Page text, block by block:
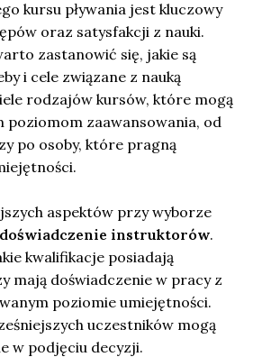
kursu pływania jest kluczowy
oraz satysfakcji z nauki.
zastanowić się, jakie są
i cele związane z nauką
rodzajów kursów, które mogą
poziomom zaawansowania, od
po osoby, które pragną
aspektów przy wyborze
doświadczenie instruktorów.
kwalifikacje posiadają
mają doświadczenie w pracy z
poziomie umiejętności.
uczestników mogą
w podjęciu decyzji.